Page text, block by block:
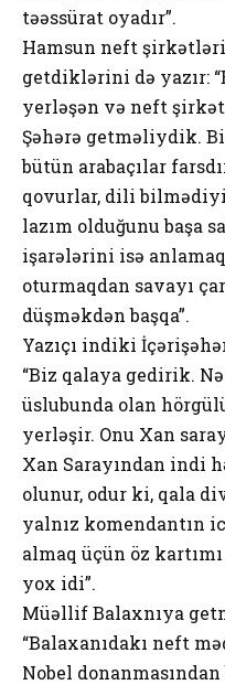
təəssürat oyadır”.
Hamsun neft
getdiklərini də yazır:
yerləşən və neft
Şəhərə getməliydik.
bütün arabaçılar
qovurlar, dili
lazım olduğunu başa
işarələrini isə
oturmaqdan savayı
düşməkdən başqa”.
Yazıçı indiki
“Biz qalaya gedirik.
üslubunda olan
yerləşir. Onu Xan
Xan Sarayından indi
olunur, odur ki, qala
yalnız komendantın
almaq üçün öz
yox idi”.
Müəllif Balaxnıya
“Balaxanıdakı neft
Nobel